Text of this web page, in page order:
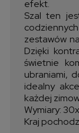
efekt.
Szal ten
zestawów
Dzięki
świetnie
ubraniami,
idealny
każdej
Wymiary:
Kraj